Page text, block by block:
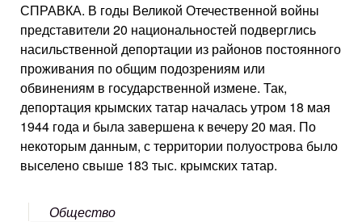
СПРАВКА. В годы Великой Отечественной войны
представители 20 национальностей подверглись
насильственной депортации из районов постоянного
проживания по общим подозрениям или
обвинениям в государственной измене. Так,
депортация крымских татар началась утром 18 мая
1944 года и была завершена к вечеру 20 мая. По
некоторым данным, с территории полуострова было
выселено свыше 183 тыс. крымских татар.
Общество